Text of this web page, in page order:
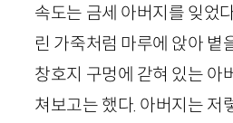
속도는 금세 아버지를 잊었
린 가죽처럼 마루에 앉아 볕
창호지 구멍에 갇혀 있는 아
쳐보고는 했다. 아버지는 저